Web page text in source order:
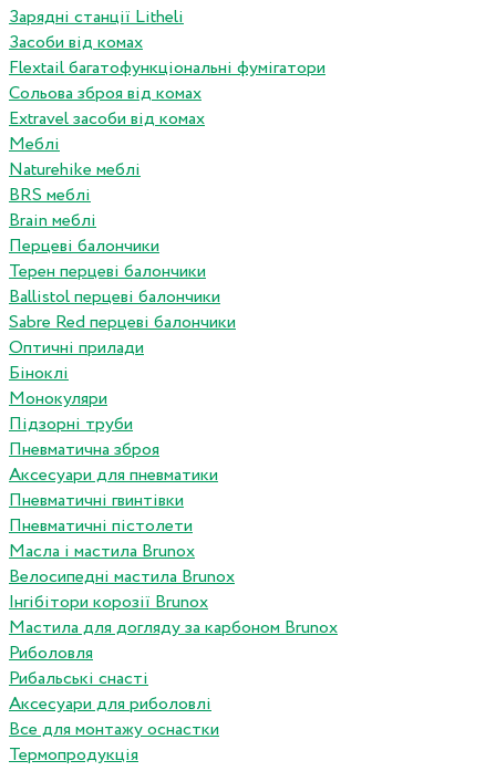
Зарядні станції Litheli
Засоби від комах
Flextail багатофункціональні фумігатори
Сольова зброя від комах
Extravel засоби від комах
Меблі
Naturehike меблі
BRS меблі
Brain меблі
Перцеві балончики
Терен перцеві балончики
Ballistol перцеві балончики
Sabre Red перцеві балончики
Оптичні прилади
Біноклі
Монокуляри
Підзорні труби
Пневматична зброя
Аксесуари для пневматики
Пневматичні гвинтівки
Пневматичні пістолети
Масла і мастила Brunox
Велосипедні мастила Brunox
Інгібітори корозії Brunox
Мастила для догляду за карбоном Brunox
Риболовля
Рибальські снасті
Аксесуари для риболовлі
Все для монтажу оснастки
Термопродукція